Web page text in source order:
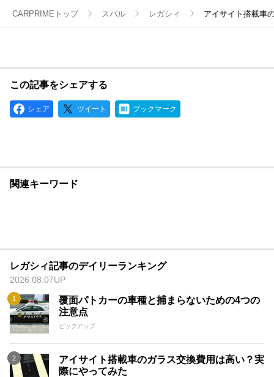
CARPRIMEトップ スバル レガシィ アイサイト搭載車
この記事をシェアする
シェア ツイート ブックマーク
関連キーワード
レガシィ記事のデイリーランキング
2026.08.07UP
覆面パトカーの車種と捕まらないための4つの
注意点
ピックアップ
アイサイト搭載車のガラス交換費用は高い？実
際にやってみた